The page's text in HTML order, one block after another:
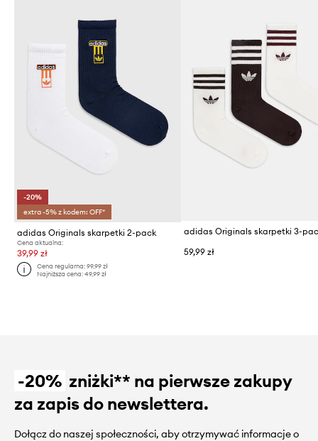
-20%
extra -5% z kodem: OFF*
adidas Originals skarpetki 2-pack
Cena aktualna:
39,99 zł
Cena regularna:99,99 zł
Najniższa cena:49,99 zł
adidas Originals skarpetki 3-
59,99 zł
-20% zniżki** na pierwsze zakupy
za zapis do newslettera.
Dołącz do naszej społeczności, aby otrzymywać informacje o